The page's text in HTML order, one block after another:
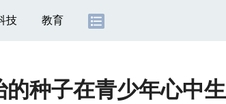
技 教育
种子在青少年心中